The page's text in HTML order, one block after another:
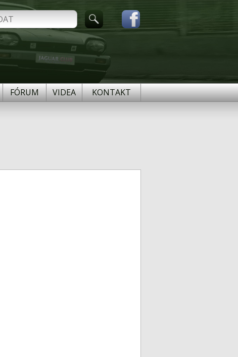
FÓRUM VIDEA KONTAKT